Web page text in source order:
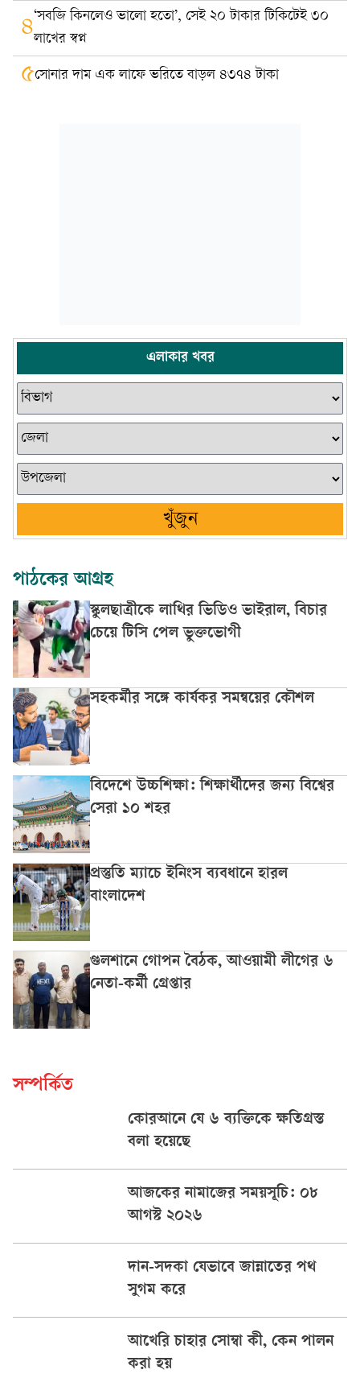
৪‘সবজি কিনলেও ভালো হতো’, সেই ২০ টাকার টিকিটেই ৩০
লাখের স্বপ্ন
৫সোনার দাম এক লাফে ভরিতে বাড়ল ৪৩৭৪ টাকা
এলাকার খবর
খুঁজুন
পাঠকের আগ্রহ
স্কুলছাত্রীকে লাথির ভিডিও ভাইরাল, বিচার
চেয়ে টিসি পেল ভুক্তভোগী
সহকর্মীর সঙ্গে কার্যকর সমন্বয়ের কৌশল
বিদেশে উচ্চশিক্ষা: শিক্ষার্থীদের জন্য বিশ্বের
সেরা ১০ শহর
প্রস্তুতি ম্যাচে ইনিংস ব্যবধানে হারল
বাংলাদেশ
গুলশানে গোপন বৈঠক, আওয়ামী লীগের ৬
নেতা-কর্মী গ্রেপ্তার
সম্পর্কিত
কোরআনে যে ৬ ব্যক্তিকে ক্ষতিগ্রস্ত
বলা হয়েছে
আজকের নামাজের সময়সূচি: ০৮
আগস্ট ২০২৬
দান-সদকা যেভাবে জান্নাতের পথ
সুগম করে
আখেরি চাহার সোম্বা কী, কেন পালন
করা হয়